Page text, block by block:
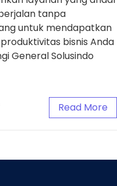
tanpa
untuk mendapatkan
bisnis Anda
General Solusindo
Read More